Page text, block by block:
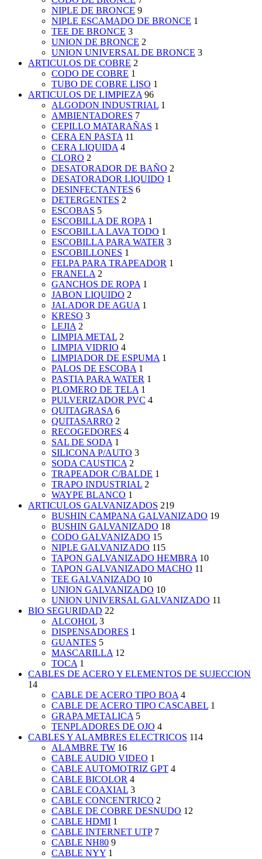
NIPLE DE BRONCE 9
NIPLE ESCAMADO DE BRONCE 1
TEE DE BRONCE 3
UNION DE BRONCE 2
UNION UNIVERSAL DE BRONCE 3
ARTICULOS DE COBRE 2
CODO DE COBRE 1
TUBO DE COBRE LISO 1
ARTICULOS DE LIMPIEZA 96
ALGODON INDUSTRIAL 1
AMBIENTADORES 7
CEPILLO MATARAÑAS 1
CERA EN PASTA 11
CERA LIQUIDA 4
CLORO 2
DESATORADOR DE BAÑO 2
DESATORADOR LIQUIDO 1
DESINFECTANTES 6
DETERGENTES 2
ESCOBAS 5
ESCOBILLA DE ROPA 1
ESCOBILLA LAVA TODO 1
ESCOBILLA PARA WATER 3
ESCOBILLONES 1
FELPA PARA TRAPEADOR 1
FRANELA 2
GANCHOS DE ROPA 1
JABON LIQUIDO 2
JALADOR DE AGUA 1
KRESO 3
LEJIA 2
LIMPIA METAL 2
LIMPIA VIDRIO 4
LIMPIADOR DE ESPUMA 1
PALOS DE ESCOBA 1
PASTIA PARA WATER 1
PLOMERO DE TELA 1
PULVERIZADOR PVC 4
QUITAGRASA 6
QUITASARRO 2
RECOGEDORES 4
SAL DE SODA 1
SILICONA P/AUTO 3
SODA CAUSTICA 2
TRAPEADOR C/BALDE 1
TRAPO INDUSTRIAL 2
WAYPE BLANCO 1
ARTICULOS GALVANIZADOS 219
BUSHIN CAMPANA GALVANIZADO 19
BUSHIN GALVANIZADO 18
CODO GALVANIZADO 15
NIPLE GALVANIZADO 115
TAPON GALVANIZADO HEMBRA 10
TAPON GALVANIZADO MACHO 11
TEE GALVANIZADO 10
UNION GALVANIZADO 10
UNION UNIVERSAL GALVANIZADO 11
BIO SEGURIDAD 22
ALCOHOL 3
DISPENSADORES 1
GUANTES 5
MASCARILLA 12
TOCA 1
CABLES DE ACERO Y ELEMENTOS DE SUJECCION
14
CABLE DE ACERO TIPO BOA 4
CABLE DE ACERO TIPO CASCABEL 1
GRAPA METALICA 5
TENPLADORES DE OJO 4
CABLES Y ALAMBRES ELECTRICOS 114
ALAMBRE TW 16
CABLE AUDIO VIDEO 1
CABLE AUTOMOTRIZ GPT 4
CABLE BICOLOR 4
CABLE COAXIAL 3
CABLE CONCENTRICO 2
CABLE DE COBRE DESNUDO 12
CABLE HDMI 1
CABLE INTERNET UTP 7
CABLE NH80 9
CABLE NYY 1